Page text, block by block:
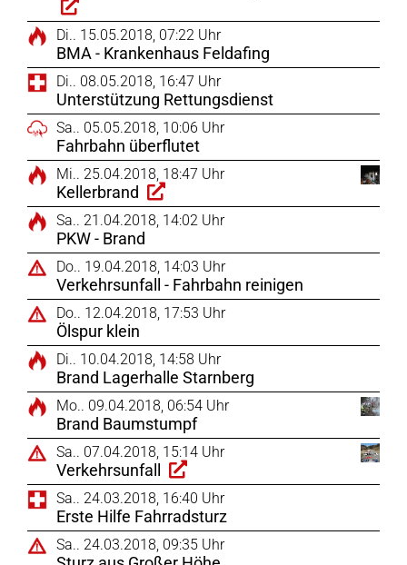
Di.. 15.05.2018, 07:22 Uhr
BMA - Krankenhaus Feldafing
Di.. 08.05.2018, 16:47 Uhr
Unterstützung Rettungsdienst
Sa.. 05.05.2018, 10:06 Uhr
Fahrbahn überflutet
Mi.. 25.04.2018, 18:47 Uhr
Kellerbrand
Sa.. 21.04.2018, 14:02 Uhr
PKW - Brand
Do.. 19.04.2018, 14:03 Uhr
Verkehrsunfall - Fahrbahn reinigen
Do.. 12.04.2018, 17:53 Uhr
Ölspur klein
Di.. 10.04.2018, 14:58 Uhr
Brand Lagerhalle Starnberg
Mo.. 09.04.2018, 06:54 Uhr
Brand Baumstumpf
Sa.. 07.04.2018, 15:14 Uhr
Verkehrsunfall
Sa.. 24.03.2018, 16:40 Uhr
Erste Hilfe Fahrradsturz
Sa.. 24.03.2018, 09:35 Uhr